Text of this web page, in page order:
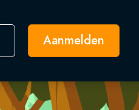
Aanmelden